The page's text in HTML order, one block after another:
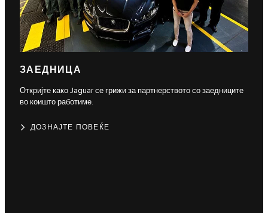
ЗАЕДНИЦА
Откријте како Jaguar се грижи за партнерството со заедниците
во коишто работиме.
ДОЗНАЈТЕ ПОВЕЌЕ